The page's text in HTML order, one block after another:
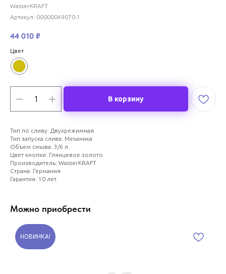
WasserKRAFT
Артикул: 00000049070-1
44 010 ₽
Цвет
В корзину
Тип по сливу: Двухрежимная
Тип запуска слива: Механика
Объем смыва: 3/6 л
Цвет кнопки: Глянцевое золото
Производитель: WasserKRAFT
Страна: Германия
Гарантия: 10 лет
Можно приобрести
НОВИНКА!